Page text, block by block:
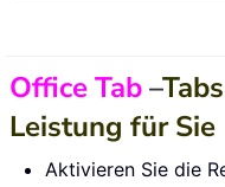
Office Tab–
Leistung für Sie
Aktivieren Sie die